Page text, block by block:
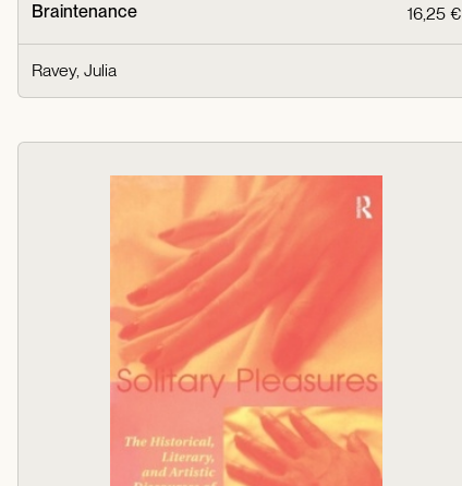
Braintenance 16,25 €
Ravey, Julia